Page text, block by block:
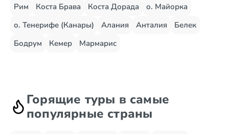
Рим
Коста Брава Коста Дорада
о. Майорка
о. Тенерифе (Канары)
Алания Анталия
Белек
Бодрум
Кемер Мармарис
Горящие туры в самые
популярные страны